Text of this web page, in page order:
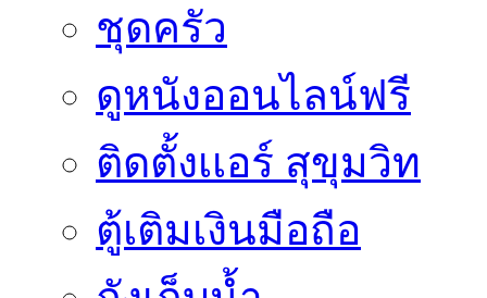
ชุดครัว
ดูหนังออนไลน์ฟรี
ติดตั้งเเอร์ สุขุมวิท
ตู้เติมเงินมือถือ